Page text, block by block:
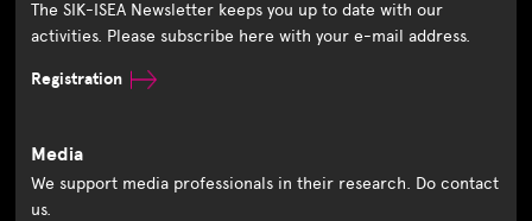
The SIK-ISEA Newsletter keeps you up to date with our
activities. Please subscribe here with your e-mail address.
Registration
Media
We support media professionals in their research. Do contact
us.